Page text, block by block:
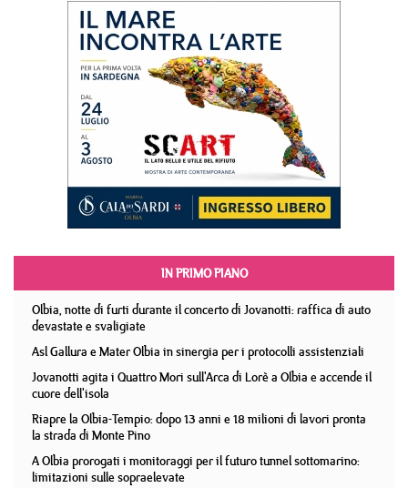
IN PRIMO PIANO
Olbia, notte di furti durante il concerto di Jovanotti: raffica di auto
devastate e svaligiate
Asl Gallura e Mater Olbia in sinergia per i protocolli assistenziali
Jovanotti agita i Quattro Mori sull'Arca di Lorè a Olbia e accende il
cuore dell'isola
Riapre la Olbia-Tempio: dopo 13 anni e 18 milioni di lavori pronta
la strada di Monte Pino
A Olbia prorogati i monitoraggi per il futuro tunnel sottomarino:
limitazioni sulle sopraelevate